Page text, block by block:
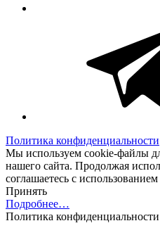
Политика конфиденциальности
Мы используем cookie-файлы
нашего сайта. Продолжая
соглашаетесь с
Принять
Подробнее…
Политика конфиденциальности